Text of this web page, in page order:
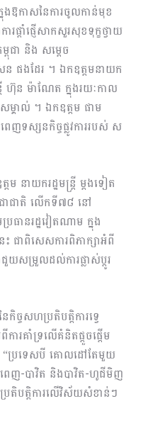
ងឱកាសនៃការចូលកាន់មុខ
ផ្តាំផ្ញើសាកសួរសុខទុក្ខថ្វាយ
ជា និង សម្ដេច
ផងដែរ ។ ឯកឧត្តមនាយក
រី ហ៊ុន ម៉ាណែត ក្នុងរយៈកាល
ម្គាល់ ។ ឯកឧត្តម ផាម
ទស្សនកិច្ចផ្លូវការរបស់ ស
ម នាយករដ្ឋមន្ត្រី ម្តងទៀត
ាជាតិ លើកទី៧៨ នៅ
ានរដ្ឋវៀតណាម ក្នុង
ះ ជាពិសេសការពិភាក្សាអំពី
យសម្រួលដល់ការផ្លាស់ប្តូរ
ច្ចសហប្រតិបត្តិការទ្វេ
រគាំទ្រលើគំនិតផ្តួចផ្តើម
“ប្រទេសបី គោលដៅតែមួយ
េញ-បាវិត និងបាវិត-ហូជីមិញ
រតិបត្តិការលើវិស័យសំខាន់ៗ